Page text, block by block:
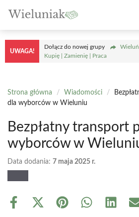
treści
UWAGA!
Dołącz do nowej grupy
Wieluń
Kupię | Zamienię | Praca
Strona główna / Wiadomości /
dla wyborców w Wieluniu
Bezpłatny transport
wyborców w
Data dodania: 7 maja 2025 r.
Share
Share Share Share Share